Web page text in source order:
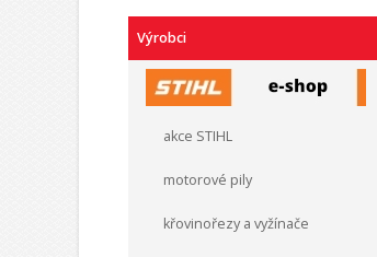
Výrobci
akce STIHL
motorové pily
křovinořezy a vyžínače